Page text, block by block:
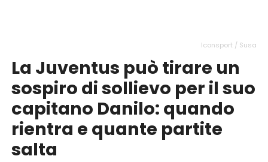
Iconsport / Susa
La Juventus può tirare un
sospiro di sollievo per il suo
capitano Danilo: quando
rientra e quante partite
salta